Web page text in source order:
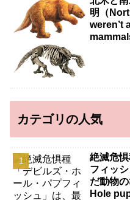
明（
weren’t
カテゴリの人気
絶滅危
フィッ
だ動物
Hole